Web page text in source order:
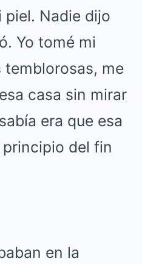
piel. Nadie dijo
Yo tomé mi
temblorosas, me
casa sin mirar
era que esa
del fin
en la